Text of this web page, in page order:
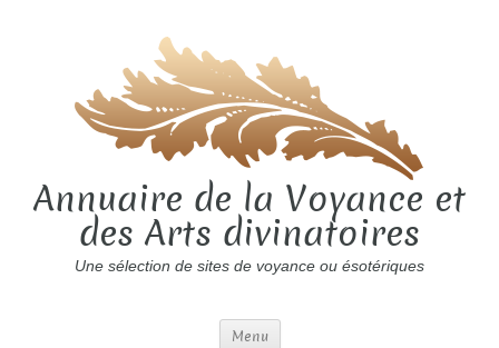
Annuaire de la Voyance et
des Arts divinatoires
Une sélection de sites de voyance ou ésotériques
Menu